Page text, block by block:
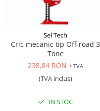
Sel Tech
Cric mecanic tip Off-road 3
Tone
238,84 RON + TVA
(TVA inclus)
IN STOC